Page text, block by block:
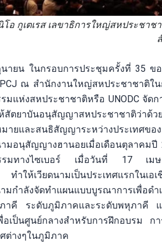
อ กูเตเรส เลขาธิการใหญ่สหประชา
ายน ในกรอบการประชุมครั้งที่ 35 ข
ณ สำนักงานใหญ่สหประชาชาติใน
แห่งสหประชาชาติหรือ UNODC จัดก
สัตยาบันอนุสัญญาสหประชาชาติว่าด้ว
ายและสนธิสัญญาระหว่างประเทศข
ามอนุสัญญางฮานอยเมื่อเดือนตุลาคม
รมทางไซเบอร์ เมื่อวันที่ 17 เมษา
ทำให้เวียดนามเป็นประเทศแรกในเ
มกำลังจัดทำแผนแบบบูรณาการเพื่อด
าคี ระดับภูมิภาคและระดับพหุภาคี แ
เป็นศูนย์กลางสำหรับการฝึกอบรม ก
ต่างๆในภูมิภาค